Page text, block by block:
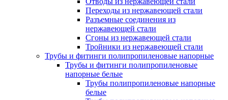
Переходы из нержавеющей стали
Разъемные соединения из
нержавеющей стали
Сгоны из нержавеющей стали
Тройники из нержавеющей стали
Трубы и фитинги полипропиленовые напорные
Трубы и фитинги полипропиленовые
напорные белые
Трубы полипропиленовые напорные
белые